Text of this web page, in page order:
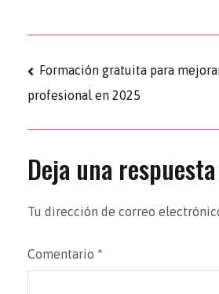
Formación gratuita para
profesional en 2025
Deja una respuesta
Tu dirección de correo
Comentario *